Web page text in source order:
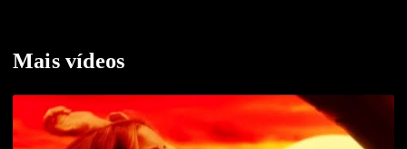
Mais vídeos